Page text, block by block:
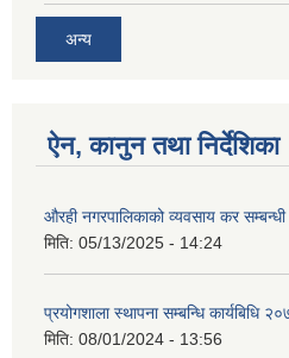
अन्य
ऐन, कानुन तथा निर्देशिका
औरही नगरपालिकाको व्यवसाय कर सम्बन्धी
मिति: 05/13/2025 - 14:24
प्रयोगशाला स्थापना सम्बन्धि कार्यबिधि
मिति: 08/01/2024 - 13:56